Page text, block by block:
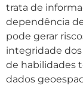
trata de
dependência
pode gerar
integridade dos
de habilidades
dados